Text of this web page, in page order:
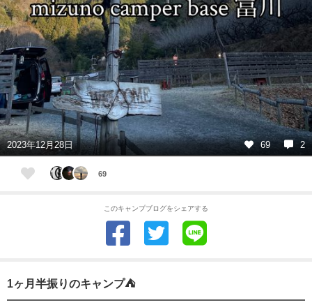
2023年12月28日 69 2
69
このキャンプブログをシェアする
1ヶ月半振りのキャンプ⛺️